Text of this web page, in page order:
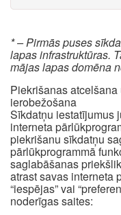
* – Pirmās puses
lapas infrastruktūras.
mājas lapas domēna
Piekrišanas
ierobežošana
Sīkdatņu iestatījumus
interneta
piekrišanu sīkdatņu
pārlūkprogrammā
saglabāšanas
atrast savas interneta
“iespējas” vai
noderīgas saites: